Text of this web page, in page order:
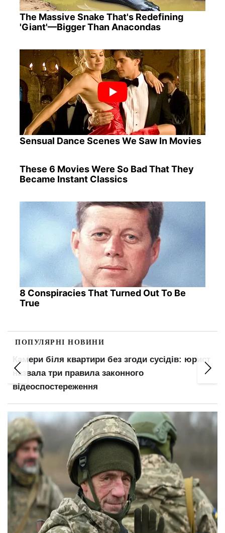
The Massive Snake That's Redefining
'Giant'—Bigger Than Anacondas
Sensual Dance Scenes We Saw In Movies
These 6 Movies Were So Bad That They
Became Instant Classics
8 Conspiracies That Turned Out To Be
True
ПОПУЛЯРНІ НОВИНИ
Камери біля квартири без згоди сусідів: юрист
назвала три правила законного
відеоспостереження